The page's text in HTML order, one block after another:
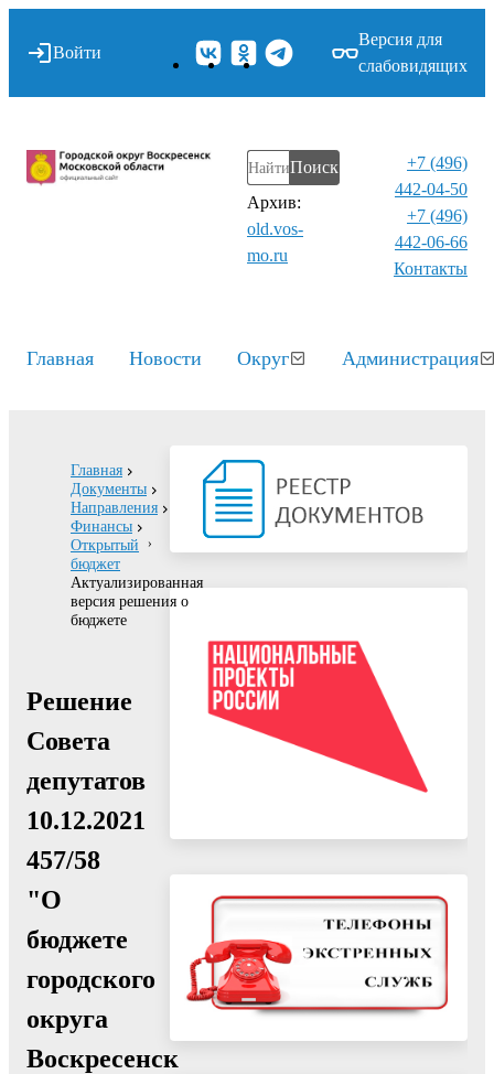
Войти
Версия для
слабовидящих
Поиск
Архив:
old.vos-
mo.ru
+7 (496)
442-04-50
+7 (496)
442-06-66
Контакты⁠
Главная Новости Округ Администрация
Главная
Документы
Направления
Финансы
Открытый
бюджет
Актуализированная
версия решения о
бюджете
Решение
Совета
депутатов
10.12.2021
457/58
"О
бюджете
городского
округа
Воскресенск